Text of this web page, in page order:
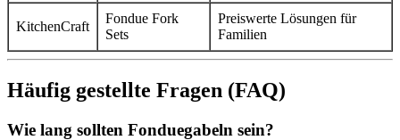
KitchenCraft
Fondue Fork
Sets
Preiswerte Lösungen für
Familien
Häufig gestellte Fragen (FAQ)
Wie lang sollten Fonduegabeln sein?